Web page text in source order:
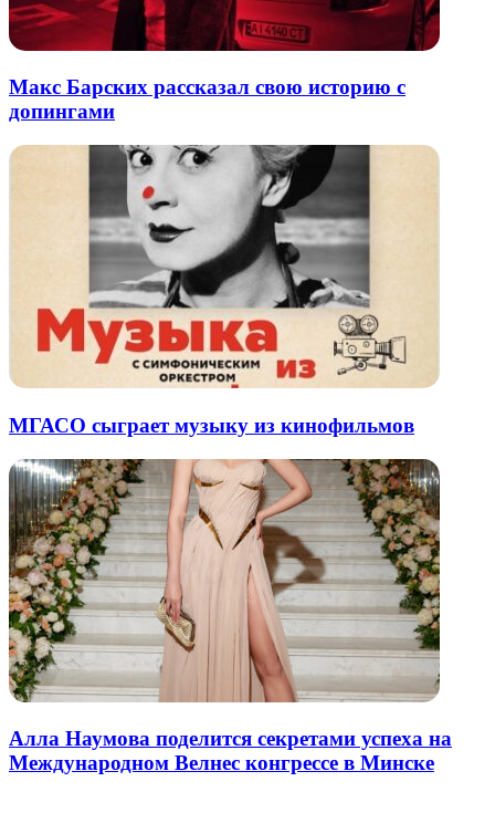
Макс Барских рассказал свою историю с
допингами
МГАСО сыграет музыку из кинофильмов
Алла Наумова поделится секретами успеха на
Международном Велнес конгрессе в Минске